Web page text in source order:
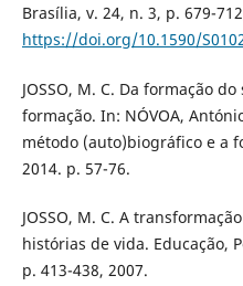
Brasília, v. 24, n. 3, p. 679-
https://doi.org/10.1590/
JOSSO, M. C. Da formação
formação. In: NÓVOA,
método (auto)biográfico e a
2014. p. 57-76.
JOSSO, M. C. A
histórias de vida. Educação,
p. 413-438, 2007.